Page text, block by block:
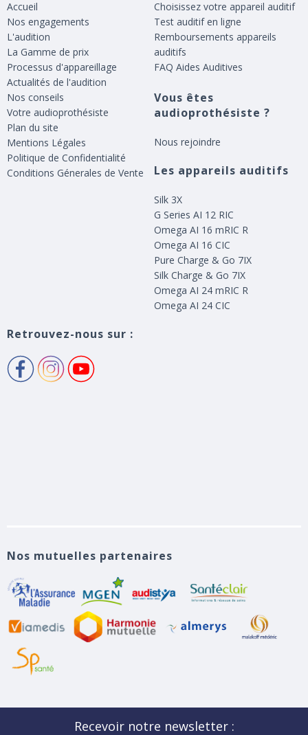
Accueil
Nos engagements
L'audition
La Gamme de prix
Processus d'appareillage
Actualités de l'audition
Nos conseils
Votre audioprothésiste
Plan du site
Mentions Légales
Politique de Confidentialité
Conditions Génerales de Vente
Choisissez votre appareil auditif
Test auditif en ligne
Remboursements appareils
auditifs
FAQ Aides Auditives
Vous êtes
audioprothésiste ?
Nous rejoindre
Les appareils auditifs
Silk 3X
G Series AI 12 RIC
Omega AI 16 mRIC R
Omega AI 16 CIC
Pure Charge & Go 7IX
Silk Charge & Go 7IX
Omega AI 24 mRIC R
Omega AI 24 CIC
Retrouvez-nous sur :
Nos mutuelles partenaires
Recevoir notre newsletter :